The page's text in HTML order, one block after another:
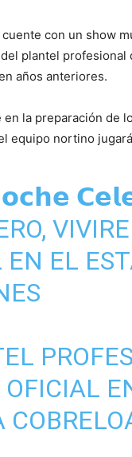
con un show
plantel
años anteriores.
la preparación de
equipo nortino
EN EL
OFICIAL